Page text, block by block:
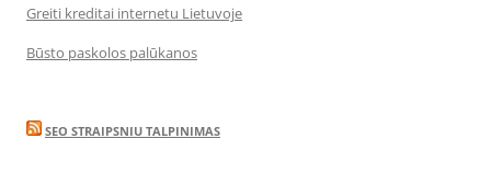
Greiti kreditai internetu Lietuvoje
Būsto paskolos palūkanos
SEO STRAIPSNIU TALPINIMAS